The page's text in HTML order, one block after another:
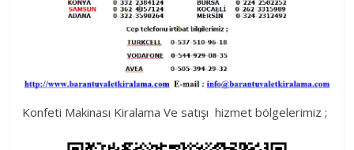
Konfeti Makinası Kiralama Ve satışı hizmet bölgelerimiz ;